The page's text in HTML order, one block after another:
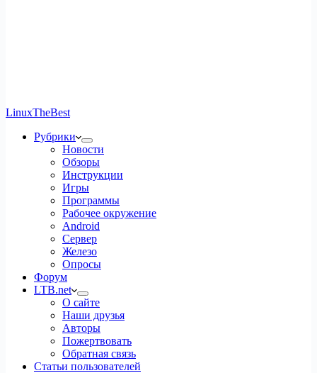
LinuxTheBest
Рубрики
Новости
Обзоры
Инструкции
Игры
Программы
Рабочее окружение
Android
Сервер
Железо
Опросы
Форум
LTB.net
О сайте
Наши друзья
Авторы
Пожертвовать
Обратная связь
Статьи пользователей